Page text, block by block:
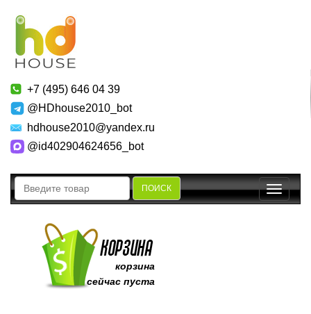
+7 (495) 646 04 39
@HDhouse2010_bot
hdhouse2010@yandex.ru
@id402904624656_bot
ПОИСК
Toggle
корзина
сейчас пуста